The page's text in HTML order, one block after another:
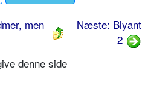
men
Næste: Blyant
2
denne side